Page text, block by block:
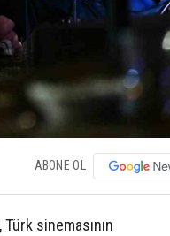
ABONE OL
sinemasının